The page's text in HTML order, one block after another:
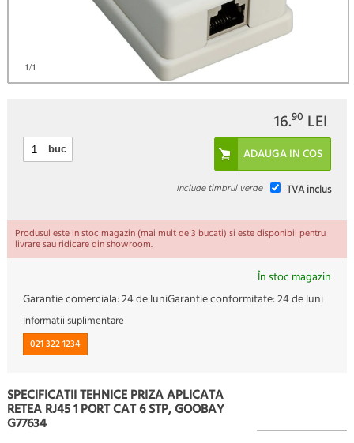
1/1
16.90 LEI
buc
TVA inclus
Include timbrul verde
Produsul este in stoc magazin (mai mult de 3 bucati) si este disponibil pentru
livrare sau ridicare din showroom.
În stoc magazin
Garantie comerciala:24 de luniGarantie conformitate:24 de luni
Informatii suplimentare
021 322 1234
SPECIFICATII TEHNICE PRIZA APLICATA
RETEA RJ45 1 PORT CAT 6 STP, GOOBAY
G77634